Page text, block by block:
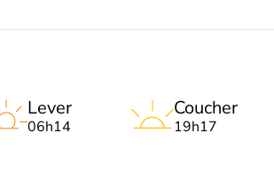
Lever
06h14
Coucher
19h17